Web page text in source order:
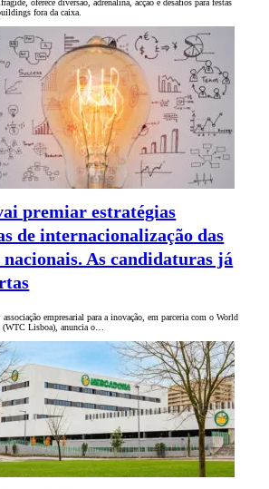
oferece diversão, adrenalina, acção e desafios para festas
fora da caixa.
premiar estratégias
de internacionalização das
nacionais. As candidaturas já
empresarial para a inovação, em parceria com o World
(WTC Lisboa), anuncia o…